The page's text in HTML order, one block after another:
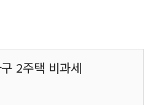
2주택 비과세